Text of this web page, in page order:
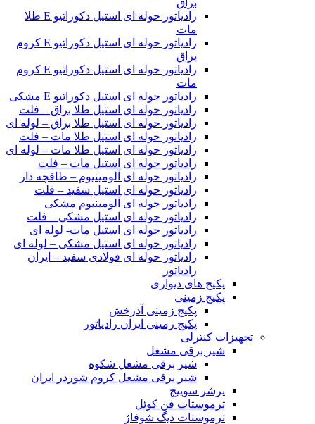
براق
رادیاتور حوله ای استیل دکوراتیو E طلا
مات
رادیاتور حوله ای استیل دکوراتیو E کروم
براق
رادیاتور حوله ای استیل دکوراتیو E کروم
مات
رادیاتور حوله ای استیل دکوراتیو E مشکی
رادیاتور حوله ای استیل طلا براق – فلت
رادیاتور حوله ای استیل طلا براق – لوله ای
رادیاتور حوله ای استیل طلا مات – فلت
رادیاتور حوله ای استیل طلا مات – لوله ای
رادیاتور حوله ای استیل مات – فلت
رادیاتور حوله ای آلومینیوم – طاقچه دار
رادیاتور حوله ای استیل سفید – فلت
رادیاتور حوله ای آلومینیوم مشکی
رادیاتور حوله ای استیل مشکی – فلت
رادیاتور حوله ای استیل مات- لوله ای
رادیاتور حوله ای استیل مشکی – لوله ای
رادیاتور حوله ای فولادی سفید – ایران
رادیاتور
پکیج های دیواری
پکیج زمینی
پکیج زمینی آذرخش
پکیج زمینی ایران رادیاتور
تجهیزات کنترلی
شیر برقی مشعل
شیر برقی مشعل شکوه
شیر برقی مشعل کروم شوردر ایران
پرشر سوییچ
ترموستات فن کوئل
ترموستات دیگ شوفاژ